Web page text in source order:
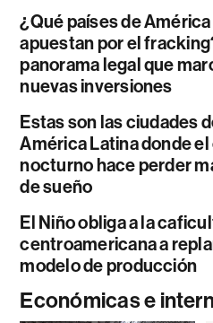
¿Qué países de
apuestan por el
panorama legal que
nuevas inversiones
Estas son las ciudades
América Latina donde
nocturno hace perder
de sueño
El Niño obliga a la
centroamericana a
modelo de producción
Económicas e